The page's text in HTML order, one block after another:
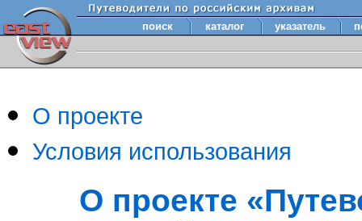
поиск каталог указатель
О проекте
Условия использования
О проекте